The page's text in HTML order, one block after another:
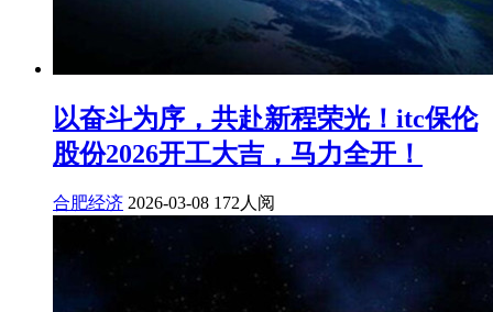
以奋斗为序，共赴新程荣光！itc保伦
股份2026开工大吉，马力全开！
合肥经济 2026-03-08 172人阅